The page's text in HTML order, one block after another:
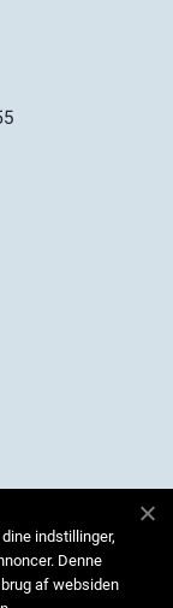
indstillinger,
Denne
af websiden